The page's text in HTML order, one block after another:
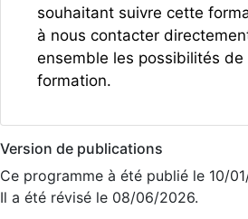
souhaitant suivre cette
à nous contacter
ensemble les possibilités de
formation.
Version de publications
Ce programme à été publié le 10/
Il a été révisé le 08/06/2026.